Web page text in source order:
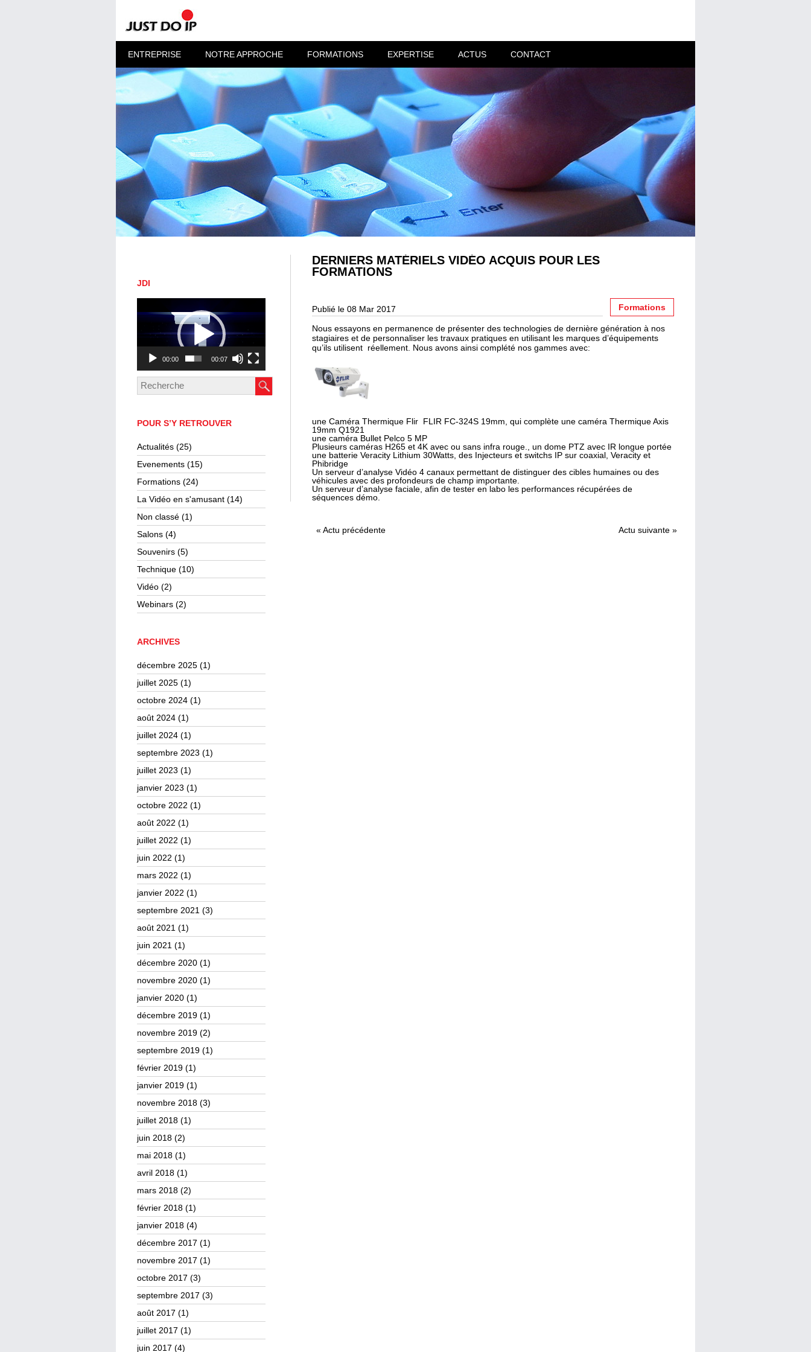
ENTREPRISE NOTRE APPROCHE FORMATIONS EXPERTISE ACTUS CONTACT
JDI
vidéo
00:00 00:07
POUR S’Y RETROUVER
Actualités (25)
Evenements (15)
Formations (24)
La Vidéo en s'amusant (14)
Non classé (1)
Salons (4)
Souvenirs (5)
Technique (10)
Vidéo (2)
Webinars (2)
ARCHIVES
décembre 2025 (1)
juillet 2025 (1)
octobre 2024 (1)
août 2024 (1)
juillet 2024 (1)
septembre 2023 (1)
juillet 2023 (1)
janvier 2023 (1)
octobre 2022 (1)
août 2022 (1)
juillet 2022 (1)
juin 2022 (1)
mars 2022 (1)
janvier 2022 (1)
septembre 2021 (3)
août 2021 (1)
juin 2021 (1)
décembre 2020 (1)
novembre 2020 (1)
janvier 2020 (1)
décembre 2019 (1)
novembre 2019 (2)
septembre 2019 (1)
février 2019 (1)
janvier 2019 (1)
novembre 2018 (3)
juillet 2018 (1)
juin 2018 (2)
mai 2018 (1)
avril 2018 (1)
mars 2018 (2)
février 2018 (1)
janvier 2018 (4)
décembre 2017 (1)
novembre 2017 (1)
octobre 2017 (3)
septembre 2017 (3)
août 2017 (1)
juillet 2017 (1)
juin 2017 (4)
DERNIERS MATÉRIELS VIDÉO ACQUIS POUR LES
FORMATIONS
Formations
Publié le 08 Mar 2017
Nous essayons en permanence de présenter des technologies de dernière génération à nos
stagiaires et de personnaliser les travaux pratiques en utilisant les marques d’équipements
qu’ils utilisent réellement. Nous avons ainsi complété nos gammes avec:
une Caméra Thermique Flir FLIR FC-324S 19mm, qui complète une caméra Thermique Axis
19mm Q1921
une caméra Bullet Pelco 5 MP
Plusieurs caméras H265 et 4K avec ou sans infra rouge., un dome PTZ avec IR longue portée
une batterie Veracity Lithium 30Watts, des Injecteurs et switchs IP sur coaxial, Veracity et
Phibridge
Un serveur d’analyse Vidéo 4 canaux permettant de distinguer des cibles humaines ou des
véhicules avec des profondeurs de champ importante.
Un serveur d’analyse faciale, afin de tester en labo les performances récupérées de
séquences démo.
« Actu précédente Actu suivante »